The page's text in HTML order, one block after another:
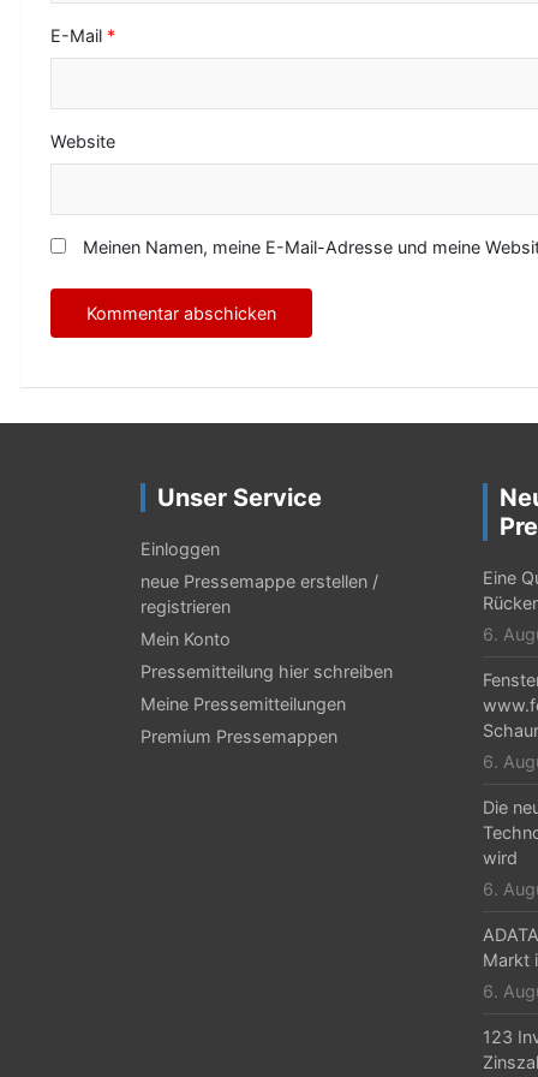
E-Mail *
Website
Meinen Namen, meine E-Mail-Adresse und meine
Unser Service
Einloggen
neue Pressemappe erstellen /
registrieren
Mein Konto
Pressemitteilung hier schreiben
Meine Pressemitteilungen
Premium Pressemappen
Eine
6.
6.
Die
wird
6.
Markt
6.
123